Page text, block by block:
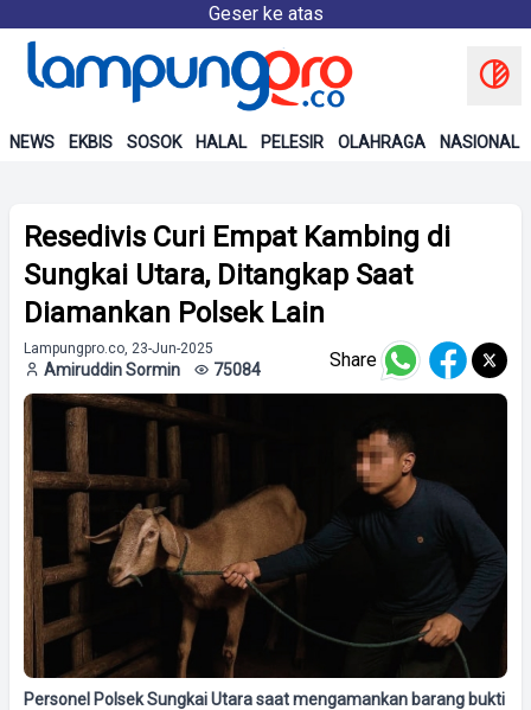
Geser ke atas
NEWS EKBIS SOSOK HALAL PELESIR OLAHRAGA NASIONAL
Resedivis Curi Empat Kambing di
Sungkai Utara, Ditangkap Saat
Diamankan Polsek Lain
Lampungpro.co, 23-Jun-2025
Amiruddin Sormin 75084 Share
Personel Polsek Sungkai Utara saat mengamankan barang bukti